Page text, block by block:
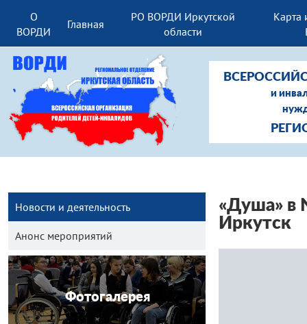
О
ВОРДИ
Главная
РО ВОРДИ Иркутской
области
Карта
и
Новости и деятельность
Анонс мероприятий
Фотогалерея
«Душа» в
Иркутск